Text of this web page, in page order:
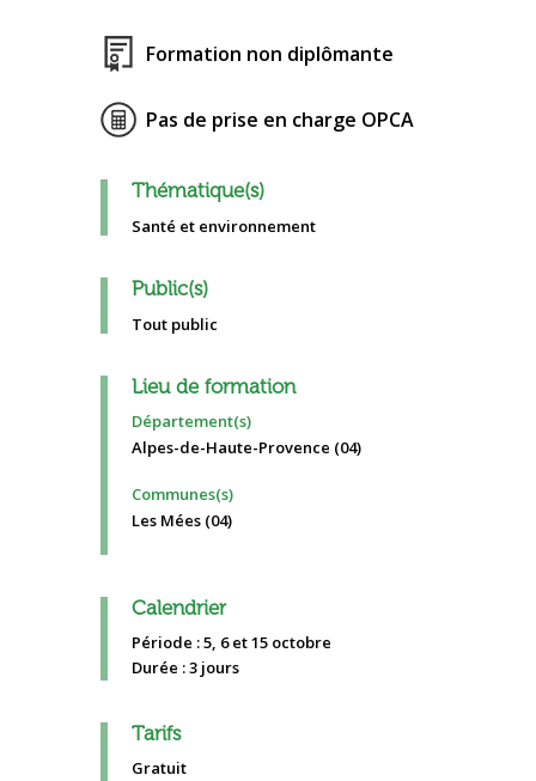
Formation non diplômante
Pas de prise en charge OPCA
Thématique(s)
Santé et environnement
Public(s)
Tout public
Lieu de formation
Département(s)
Alpes-de-Haute-Provence (04)
Communes(s)
Les Mées (04)
Calendrier
Période : 5, 6 et 15 octobre
Durée : 3 jours
Tarifs
Gratuit